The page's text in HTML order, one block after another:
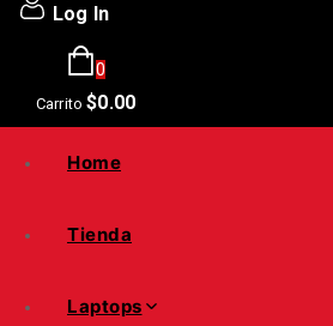
Log In
0
Carrito $0.00
Home
Tienda
Laptops